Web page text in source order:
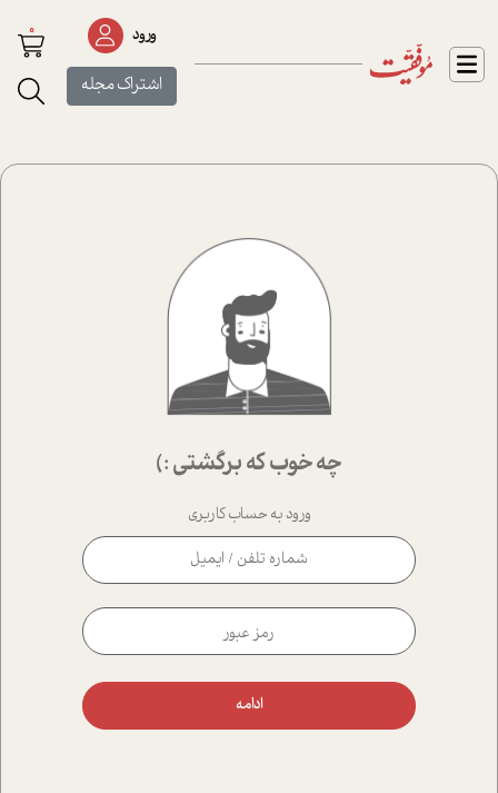
ورود
اشتراک مجله
0
چه خوب که برگشتی :)
ورود به حساب کاربری
ادامه